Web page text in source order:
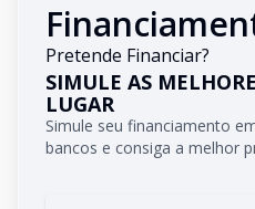
Pretende Financiar?
SIMULE AS
LUGAR
Simule seu financiamento
bancos e consiga a melhor